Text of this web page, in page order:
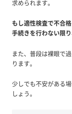
求められます。
もし適性検査で不合
手続きを行わない限
また、普段は裸眼で
ります。
少しでも不安がある
しょう。